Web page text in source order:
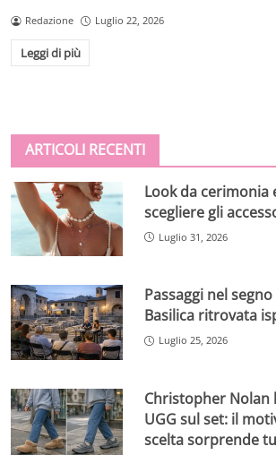
Redazione Luglio 22, 2026
Leggi di più
ARTICOLI RECENTI
Look da cerimonia
scegliere gli
Luglio 31, 2026
Passaggi nel
Basilica ritrovata
Luglio 25, 2026
Christopher Nolan
UGG sul set: il
scelta sorprende